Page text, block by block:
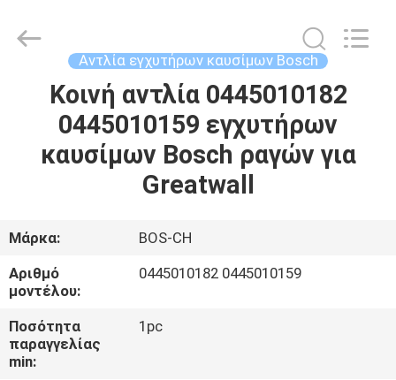
ΣΠΊΤΙ
ΠΡΟΪΌΝΤΑ
ΣΧΕΤΙΚΆ
ΜΕ
ΕΜΆΣ
Parts
Αντλία εγχυτήρων καυσίμων Bosch
Κοινή αντλία 0445010182
0445010159 εγχυτήρων
καυσίμων Bosch ραγών για
Greatwall
Μάρκα:
BOS-CH
Αριθμό
μοντέλου:
0445010182 0445010159
Ποσότητα
παραγγελίας
min:
1pc